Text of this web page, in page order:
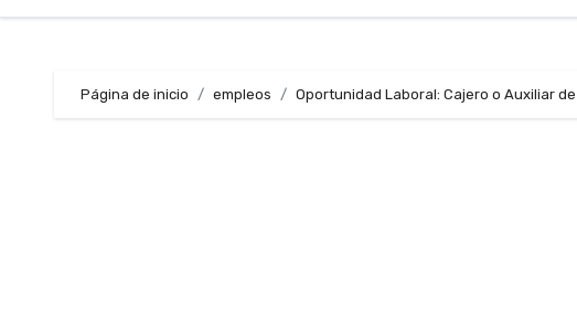
Página de inicio empleos Oportunidad Laboral: Cajero o Auxiliar